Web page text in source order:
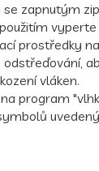
zapnutým
prostředky
vláken.
program